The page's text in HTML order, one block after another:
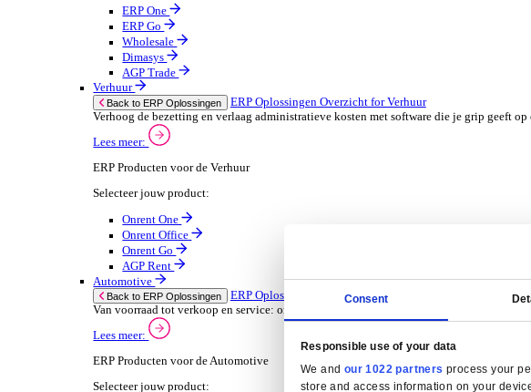
Horeca-apparatuur onderhoud
Oplossingen
Oplossingen
ERP Oplossingen
ERP Oplossingen Overzicht
Wij bieden een reeks ERP-oplossingen, ontwikkeld over 45 jaar door
Branchespecifieke ERP Oplossingen
Selecteer jouw branche:
Groothandel
Back to ERP Oplossingen
Lever slimmere service en verbeter marges met ERP-software die
Lees meer:
ERP Producten voor de Groothandel
Selecteer jouw product: